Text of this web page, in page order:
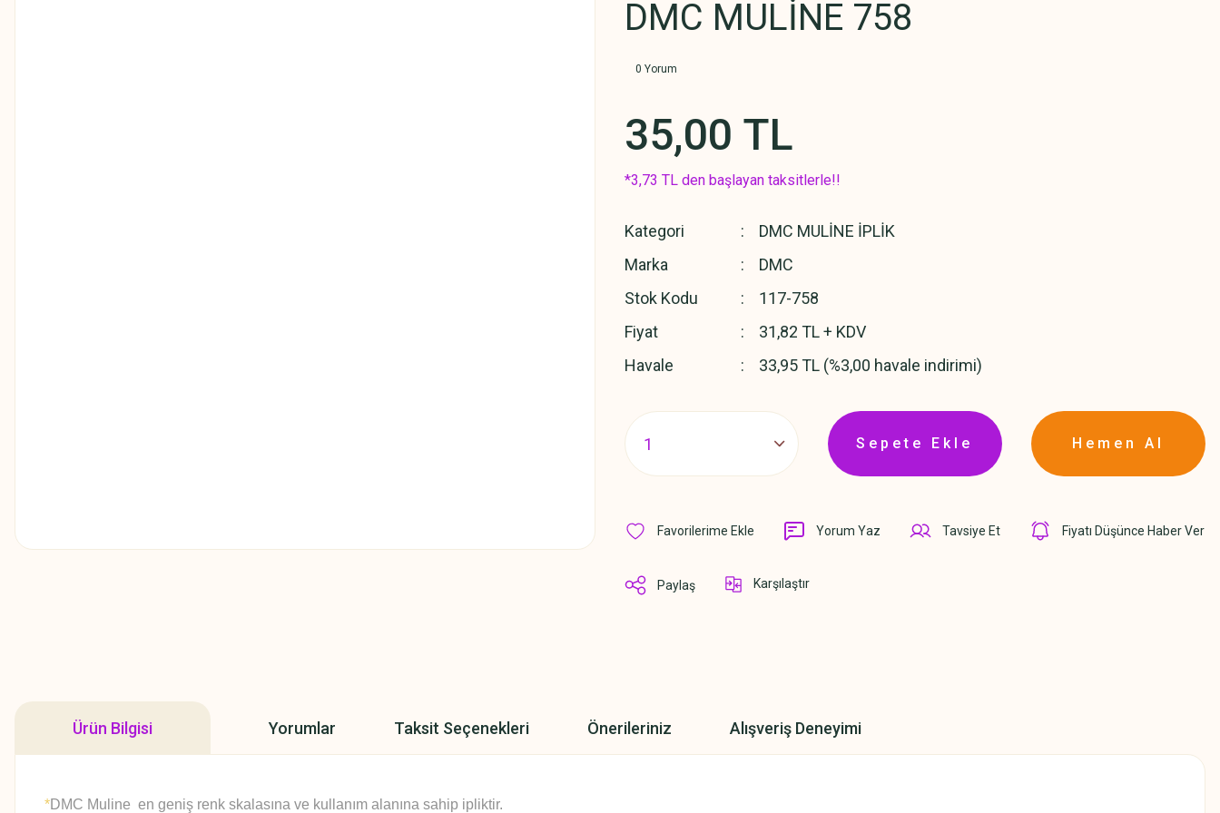
DMC MULİNE 758
0 Yorum
35,00 TL
*3,73 TL den başlayan taksitlerle!!
Kategori
DMC MULİNE İPLİK
Marka
DMC
Stok Kodu
117-758
Fiyat
31,82 TL + KDV
Havale
33,95 TL (%3,00 havale indirimi)
Sepete Ekle Hemen Al
Yorum Yaz Tavsiye Et Fiyatı Düşünce Haber Ver
Paylaş Karşılaştır
Ürün Bilgisi Yorumlar Taksit Seçenekleri Önerileriniz Alışveriş Deneyimi
*DMC Muline en geniş renk skalasına ve kullanım alanına sahip ipliktir.